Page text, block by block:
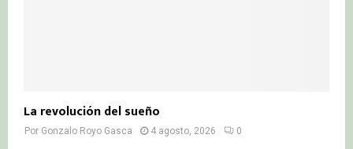
La revolución del sueño
Por Gonzalo Royo Gasca 4 agosto, 2026 0